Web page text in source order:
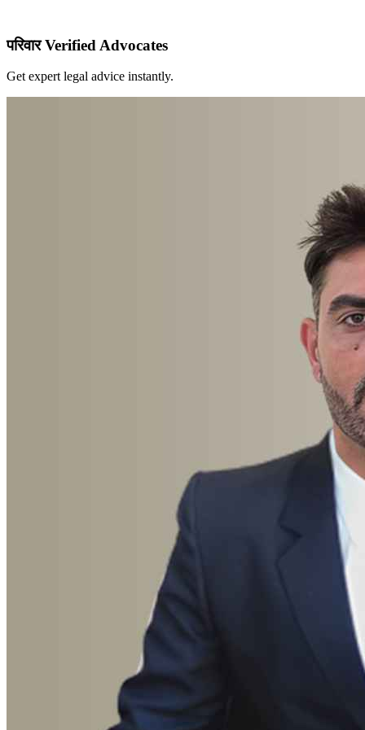
परिवार Verified Advocates
Get expert legal advice instantly.